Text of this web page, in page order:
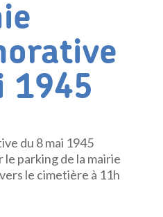
1945
du 8 mai 1945
le parking de la mairie
le cimetière à 11h